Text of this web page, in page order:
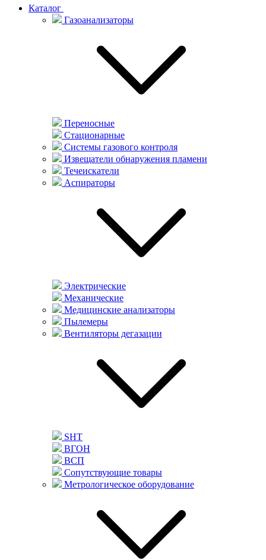
Каталог
Газоанализаторы
Переносные
Стационарные
Системы газового контроля
Извещатели обнаружения пламени
Течеискатели
Аспираторы
Электрические
Механические
Медицинские анализаторы
Пылемеры
Вентиляторы дегазации
SHT
ВГОН
ВСП
Сопутствующие товары
Метрологическое оборудование